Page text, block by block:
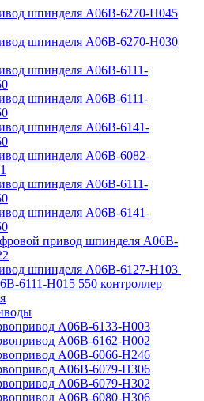
шпинделя A06B-6270-H045
шпинделя A06B-6270-H030
шпинделя A06B-6111-
шпинделя A06B-6111-
шпинделя A06B-6141-
шпинделя A06B-6082-
шпинделя A06B-6111-
шпинделя A06B-6141-
привод шпинделя A06B-
шпинделя A06B-6127-H103
6111-H015 550 контроллер
A06B-6133-H003
A06B-6162-H002
A06B-6066-H246
A06B-6079-H306
A06B-6079-H302
A06B-6080-H306